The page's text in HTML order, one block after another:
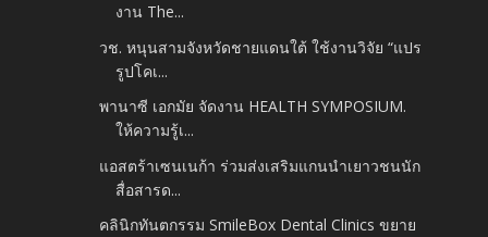
งาน The...
วช. หนุนสามจังหวัดชายแดนใต้ ใช้งานวิจัย “แปร
รูปโคเ...
พานาซี เอกมัย จัดงาน HEALTH SYMPOSIUM.
ให้ความรู้เ...
แอสตร้าเซนเนก้า ร่วมส่งเสริมแกนนำเยาวชนนัก
สื่อสารด...
คลินิกทันตกรรม SmileBox Dental Clinics ขยาย